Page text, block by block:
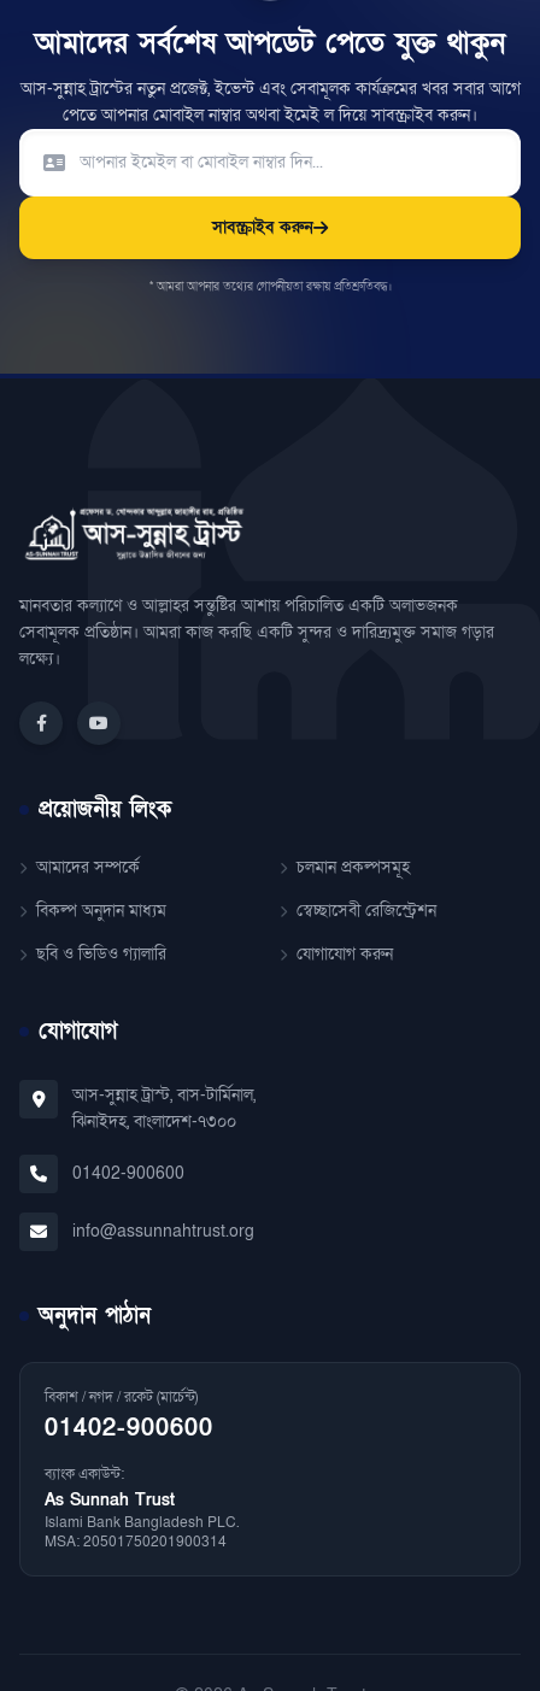
আমাদের সর্বশেষ আপডেট পেতে যুক্ত থাকুন
আস-সুন্নাহ ট্রাস্টের নতুন প্রজেক্ট, ইভেন্ট এবং সেবামূলক কার্যক্রমের খবর সবার আগে
পেতে আপনার মোবাইল নাম্বার অথবা ইমেই ল দিয়ে সাবস্ক্রাইব করুন।
সাবস্ক্রাইব করুন
* আমরা আপনার তথ্যের গোপনীয়তা রক্ষায় প্রতিশ্রুতিবদ্ধ।
মানবতার কল্যাণে ও আল্লাহর সন্তুষ্টির আশায় পরিচালিত একটি অলাভজনক
সেবামূলক প্রতিষ্ঠান। আমরা কাজ করছি একটি সুন্দর ও দারিদ্র্যমুক্ত সমাজ গড়ার
লক্ষ্যে।
প্রয়োজনীয় লিংক
আমাদের সম্পর্কে
চলমান প্রকল্পসমূহ
বিকল্প অনুদান মাধ্যম
স্বেচ্ছাসেবী রেজিস্ট্রেশন
ছবি ও ভিডিও গ্যালারি
যোগাযোগ করুন
যোগাযোগ
আস-সুন্নাহ ট্রাস্ট, বাস-টার্মিনাল,
ঝিনাইদহ, বাংলাদেশ-৭৩০০
01402-900600
info@assunnahtrust.org
অনুদান পাঠান
বিকাশ / নগদ / রকেট (মার্চেন্ট)
01402-900600
ব্যাংক একাউন্ট:
As Sunnah Trust
Islami Bank Bangladesh PLC.
MSA: 20501750201900314